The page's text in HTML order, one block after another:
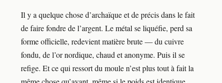
Il y a quelque chose d’archaïque et de précis dans le fait
de faire fondre de l’argent. Le métal se liquéfie, perd sa
forme officielle, redevient matière brute — du cuivre
fondu, de l’or nordique, chaud et anonyme. Puis il se
refige. Et ce qui ressort du moule n’est plus tout à fait la